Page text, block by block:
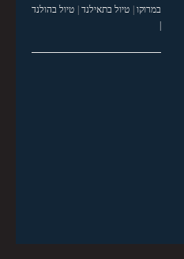
במרוקו| טיול בתאילנד| טיול בהולנד
|